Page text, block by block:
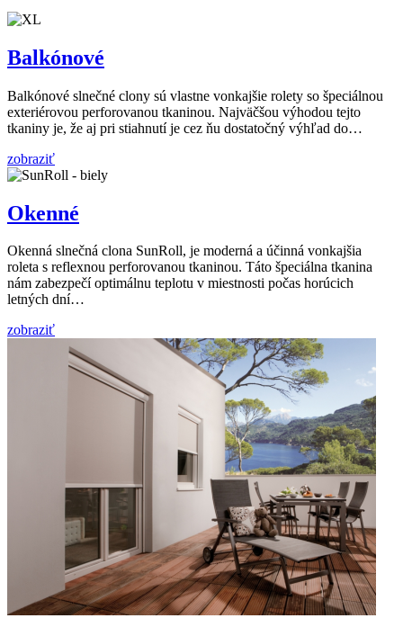
Balkónové
Balkónové slnečné clony sú vlastne vonkajšie rolety so špeciálnou
exteriérovou perforovanou tkaninou. Najväčšou výhodou tejto
tkaniny je, že aj pri stiahnutí je cez ňu dostatočný výhľad do…
zobraziť
Okenné
Okenná slnečná clona SunRoll, je moderná a účinná vonkajšia
roleta s reflexnou perforovanou tkaninou. Táto špeciálna tkanina
nám zabezpečí optimálnu teplotu v miestnosti počas horúcich
letných dní…
zobraziť